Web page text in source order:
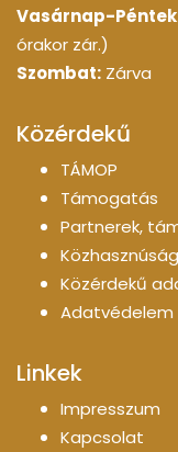
Vasárnap-
órakor zár.)
Szombat: Zárva
Közérdekű
TÁMOP
Támogatás
Partnerek,
Közhasznúság
Közérdekű
Adatvédelem
Linkek
Impresszum
Kapcsolat